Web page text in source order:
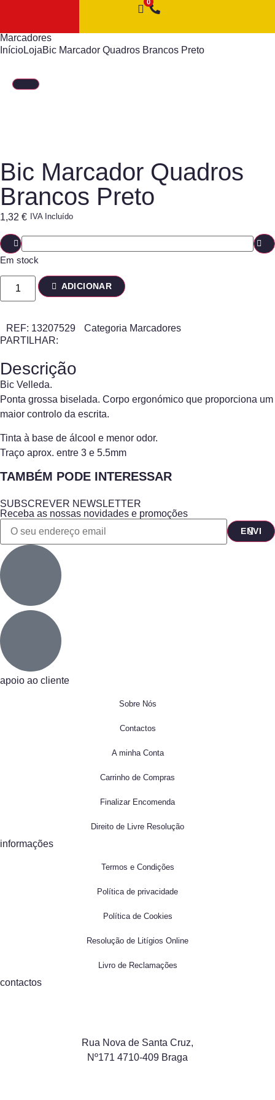
Marcadores
InícioLojaBic Marcador Quadros Brancos Preto
Bic Marcador Quadros
Brancos Preto
1,32 € IVA Incluído
Em stock
ADICIONAR
REF: 13207529 Categoria Marcadores
PARTILHAR:
Descrição
Bic Velleda.
Ponta grossa biselada. Corpo ergonómico que proporciona um
maior controlo da escrita.
Tinta à base de álcool e menor odor.
Traço aprox. entre 3 e 5.5mm
TAMBÉM PODE INTERESSAR
SUBSCREVER NEWSLETTER
Receba as nossas novidades e promoções
apoio ao cliente
Sobre Nós
Contactos
A minha Conta
Carrinho de Compras
Finalizar Encomenda
Direito de Livre Resolução
informações
Termos e Condições
Política de privacidade
Política de Cookies
Resolução de Litígios Online
Livro de Reclamações
contactos
Rua Nova de Santa Cruz,
Nº171 4710-409 Braga